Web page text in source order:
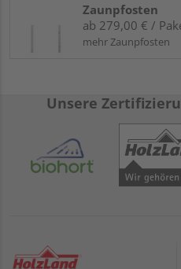
Zaunpfosten
ab 279,00 € /
mehr Zaunpfosten
Unsere